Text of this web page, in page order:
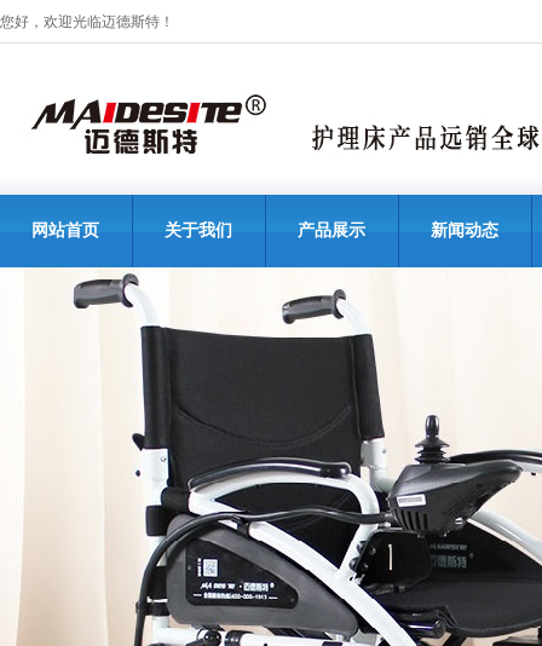
您好，欢迎光临迈德斯特！
网站首页 关于我们 产品展示 新闻动态